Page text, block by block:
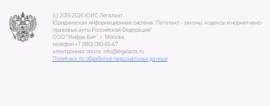
(c) 2015-2026 ЮИС Легалакт
Юридическая информационная система "Легалакт - законы, кодексы и нормативно-
правовые акты Российской Федерации"
ООО "Инфра-Бит", г. Москва.
телефон +7 (910) 050-65-67
электронная почта: info@legalacts.ru
Политика по обработке персональных данных